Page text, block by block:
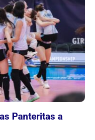
Panteritas a